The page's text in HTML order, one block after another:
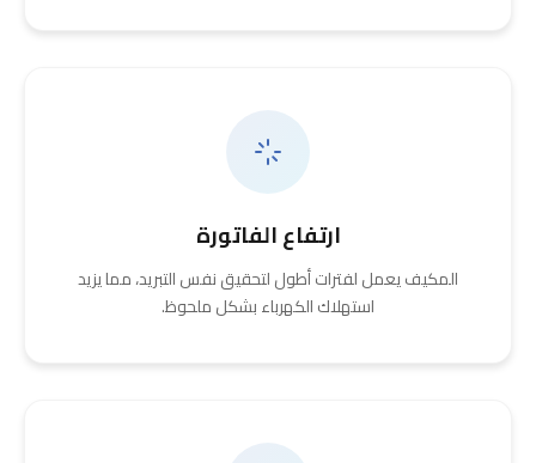
ارتفاع الفاتورة
المكيف يعمل لفترات أطول لتحقيق نفس التبريد، مما يزيد
استهلاك الكهرباء بشكل ملحوظ.